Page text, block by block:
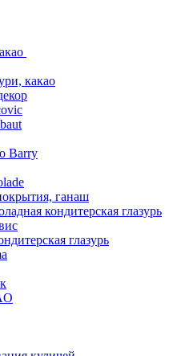
какао
Barry
ганаш
кондитерская глазурь
глазурь